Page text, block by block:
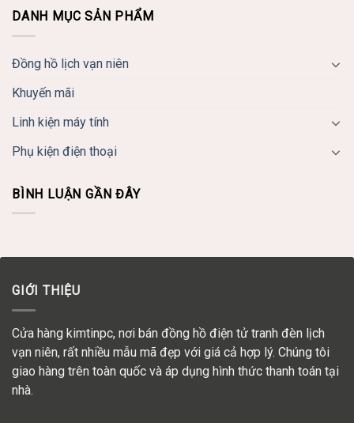
DANH MỤC SẢN PHẨM
Đồng hồ lịch vạn niên
Khuyến mãi
Linh kiện máy tính
Phụ kiện điện thoại
BÌNH LUẬN GẦN ĐÂY
GIỚI THIỆU
Cửa hàng kimtinpc, nơi bán đồng hồ điện tử tranh đèn lịch
vạn niên, rất nhiều mẫu mã đẹp với giá cả hợp lý. Chúng tôi
giao hàng trên toàn quốc và áp dụng hình thức thanh toán tại
nhà.